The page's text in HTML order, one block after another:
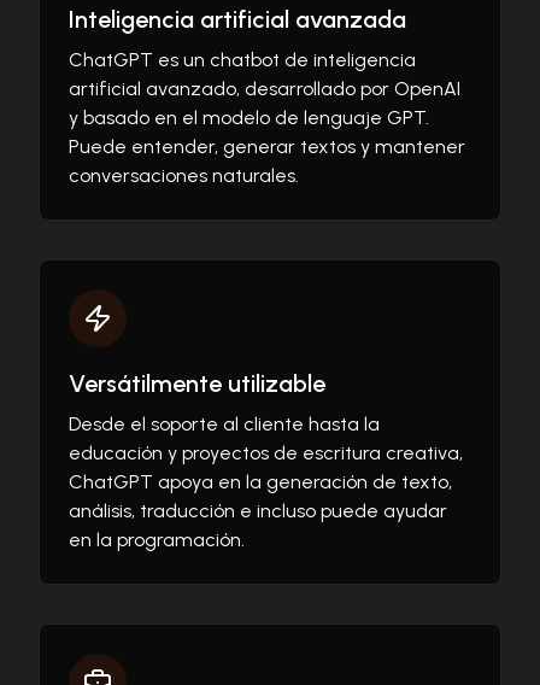
Inteligencia artificial avanzada
ChatGPT es un chatbot de inteligencia
artificial avanzado, desarrollado por OpenAI
y basado en el modelo de lenguaje GPT.
Puede entender, generar textos y mantener
conversaciones naturales.
Versátilmente utilizable
Desde el soporte al cliente hasta la
educación y proyectos de escritura creativa,
ChatGPT apoya en la generación de texto,
análisis, traducción e incluso puede ayudar
en la programación.